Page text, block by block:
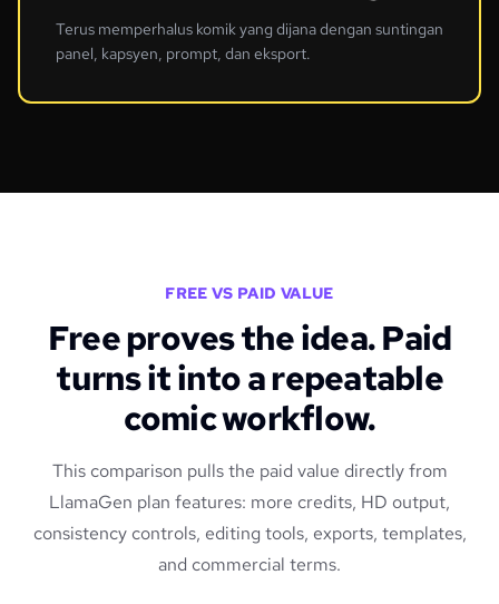
Terus memperhalus komik yang dijana dengan suntingan
panel, kapsyen, prompt, dan eksport.
FREE VS PAID VALUE
Free proves the idea. Paid
turns it into a repeatable
comic workflow.
This comparison pulls the paid value directly from
LlamaGen plan features: more credits, HD output,
consistency controls, editing tools, exports, templates,
and commercial terms.